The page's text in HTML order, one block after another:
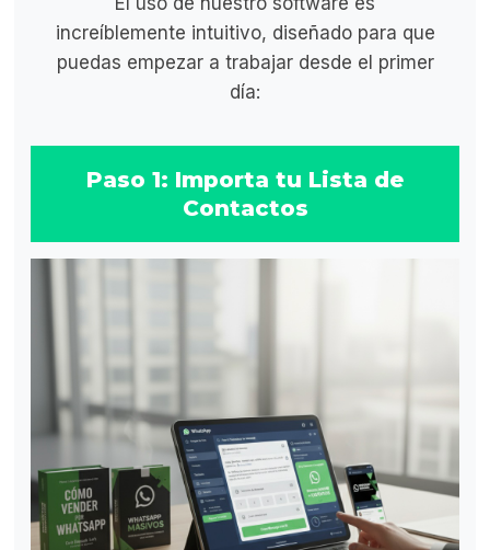
increíblemente intuitivo, diseñado para que
puedas empezar a trabajar desde el primer
día:
Paso 1: Importa tu Lista de
Contactos